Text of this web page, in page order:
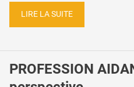
LIRE LA SUITE
PROFESSION